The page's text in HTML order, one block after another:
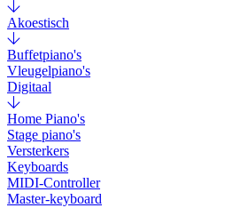
Akoestisch
Buffetpiano's
Vleugelpiano's
Digitaal
Home Piano's
Stage piano's
Versterkers
Keyboards
MIDI-Controller
Master-keyboard